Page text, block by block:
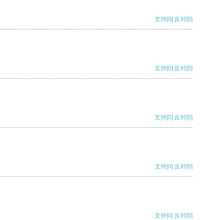
支持[0] 反对[0]
支持[0] 反对[0]
支持[0] 反对[0]
支持[0] 反对[0]
支持[0] 反对[0]